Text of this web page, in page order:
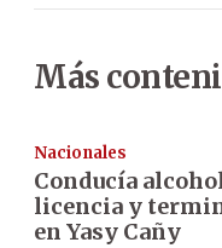
Más
Nacionales
Conducía
licencia y
en Yasy Cañy